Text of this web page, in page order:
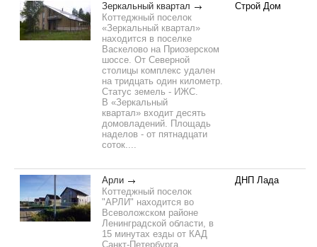
Зеркальный квартал
Коттеджный поселок
«Зеркальный квартал»
находится в поселке
Васкелово на Приозерском
шоссе. От Северной
столицы комплекс удален
на тридцать один километр.
Статус земель - ИЖС.
В «Зеркальный
квартал» входит десять
домовладений. Площадь
наделов - от пятнадцати
соток....
Строй Дом
Арли
Коттеджный поселок
"АРЛИ" находится во
Всеволожском районе
Ленинградской области, в
15 минутах езды от КАД
Санкт-Петербурга.
ДНП Лада